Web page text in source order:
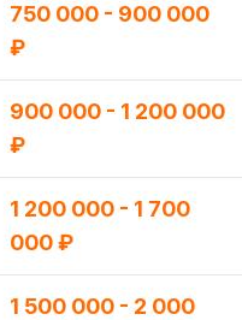
750 000 - 900 000
₽
900 000 - 1 200 000
₽
1 200 000 - 1 700
000 ₽
1 500 000 - 2 000